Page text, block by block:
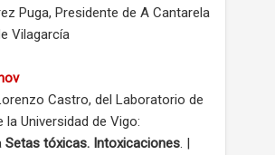
Puga, Presidente de A Cantarela
Vilagarcía
Castro, del Laboratorio de
la Universidad de Vigo:
Setas tóxicas. Intoxicaciones . |